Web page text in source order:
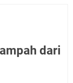
dari